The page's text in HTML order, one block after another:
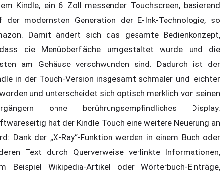
Kindle, ein 6 Zoll messender Touchscreen, basierend
der modernsten Generation der E-Ink-Technologie, so
Damit ändert sich das gesamte Bedienkonzept,
die Menüoberfläche umgestaltet wurde und die
am Gehäuse verschwunden sind. Dadurch ist der
in der Touch-Version insgesamt schmaler und leichter
und unterscheidet sich optisch merklich von seinen
ohne berührungsempfindliches Display.
hat der Kindle Touch eine weitere Neuerung an
Dank der „X-Ray“-Funktion werden in einem Buch oder
Text durch Querverweise verlinkte Informationen,
Beispiel Wikipedia-Artikel oder Wörterbuch-Einträge,